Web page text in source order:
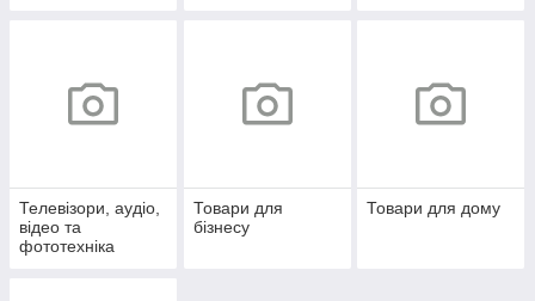
Телевізори, аудіо,
відео та
фототехніка
Товари для
бізнесу
Товари для дому